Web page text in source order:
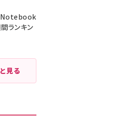
Notebook
ランキン
見る